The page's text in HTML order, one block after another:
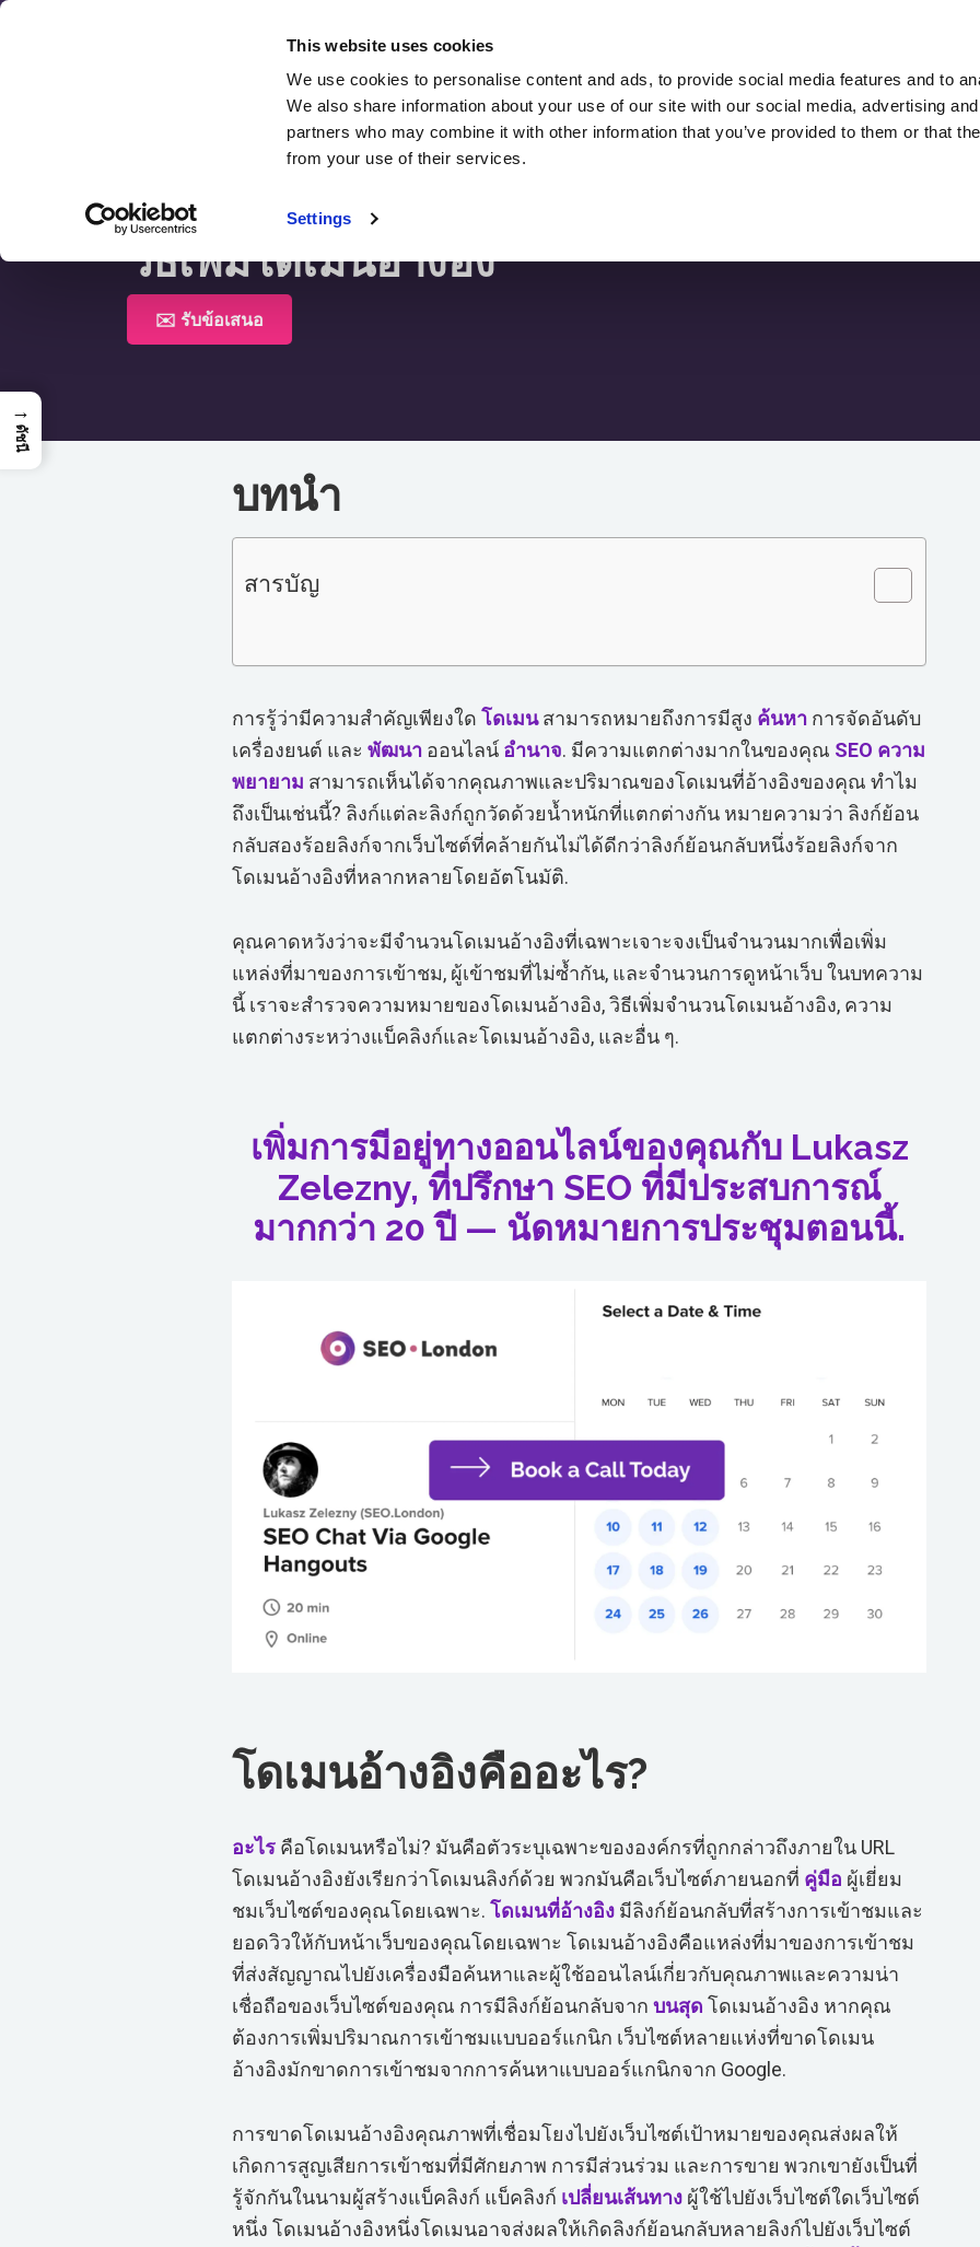
This website uses cookies
We use cookies to personalise content and ads, to provide social media features and to
We also share information about your use of our site with our social media, advertising
partners who may combine it with other information that you’ve provided to them or that
from your use of their services.
Settings
ข้าม
SEO ดาวน์โหลด บล็อก SEO ทรัพยากร
หน้าแรก > วิธีเพิ่มโดเมนอ้างอิง
วิธีเพิ่มโดเมนอ้างอิง
✉️ รับข้อเสนอ
บทนำ
สารบัญ
การรู้ว่ามีความสำคัญเพียงใด โดเมนสามารถหมายถึงการมีสูง ค้นหา การจัดอันดับ
เครื่องยนต์ และ พัฒนา ออนไลน์ อำนาจ. มีความแตกต่างมากในของคุณ SEO ความ
พยายาม สามารถเห็นได้จากคุณภาพและปริมาณของโดเมนที่อ้างอิงของคุณ ทำไม
ถึงเป็นเช่นนี้? ลิงก์แต่ละลิงก์ถูกวัดด้วยน้ำหนักที่แตกต่างกัน หมายความว่า ลิงก์ย้อน
กลับสองร้อยลิงก์จากเว็บไซต์ที่คล้ายกันไม่ได้ดีกว่าลิงก์ย้อนกลับหนึ่งร้อยลิงก์จาก
โดเมนอ้างอิงที่หลากหลายโดยอัตโนมัติ.
คุณคาดหวังว่าจะมีจำนวนโดเมนอ้างอิงที่เฉพาะเจาะจงเป็นจำนวนมากเพื่อเพิ่ม
แหล่งที่มาของการเข้าชม, ผู้เข้าชมที่ไม่ซ้ำกัน, และจำนวนการดูหน้าเว็บ ในบทความ
นี้ เราจะสำรวจความหมายของโดเมนอ้างอิง, วิธีเพิ่มจำนวนโดเมนอ้างอิง, ความ
แตกต่างระหว่างแบ็คลิงก์และโดเมนอ้างอิง, และอื่น ๆ.
เพิ่มการมีอยู่ทางออนไลน์ของคุณกับ Lukasz
Zelezny, ที่ปรึกษา SEO ที่มีประสบการณ์
มากกว่า 20 ปี — นัดหมายการประชุมตอนนี้.
โดเมนอ้างอิงคืออะไร?
อะไร คือโดเมนหรือไม่? มันคือตัวระบุเฉพาะขององค์กรที่ถูกกล่าวถึงภายใน URL
โดเมนอ้างอิงยังเรียกว่าโดเมนลิงก์ด้วย พวกมันคือเว็บไซต์ภายนอกที่ คู่มือ ผู้เยี่ยม
ชมเว็บไซต์ของคุณโดยเฉพาะ. โดเมนที่อ้างอิง มีลิงก์ย้อนกลับที่สร้างการเข้าชมและ
ยอดวิวให้กับหน้าเว็บของคุณโดยเฉพาะ โดเมนอ้างอิงคือแหล่งที่มาของการเข้าชม
ที่ส่งสัญญาณไปยังเครื่องมือค้นหาและผู้ใช้ออนไลน์เกี่ยวกับคุณภาพและความน่า
เชื่อถือของเว็บไซต์ของคุณ การมีลิงก์ย้อนกลับจาก บนสุด โดเมนอ้างอิง หากคุณ
ต้องการเพิ่มปริมาณการเข้าชมแบบออร์แกนิก เว็บไซต์หลายแห่งที่ขาดโดเมน
อ้างอิงมักขาดการเข้าชมจากการค้นหาแบบออร์แกนิกจาก Google.
การขาดโดเมนอ้างอิงคุณภาพที่เชื่อมโยงไปยังเว็บไซต์เป้าหมายของคุณส่งผลให้
เกิดการสูญเสียการเข้าชมที่มีศักยภาพ การมีส่วนร่วม และการขาย พวกเขายังเป็นที่
รู้จักกันในนามผู้สร้างแบ็คลิงก์ แบ็คลิงก์ เปลี่ยนเส้นทาง ผู้ใช้ไปยังเว็บไซต์ใดเว็บไซต์
หนึ่ง โดเมนอ้างอิงหนึ่งโดเมนอาจส่งผลให้เกิดลิงก์ย้อนกลับหลายลิงก์ไปยังเว็บไซต์
→
ดัชนี